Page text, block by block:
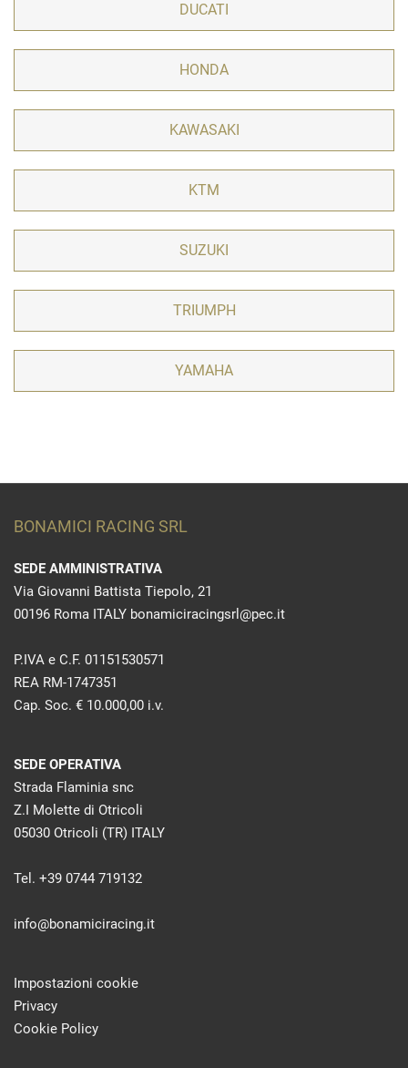
DUCATI
HONDA
KAWASAKI
KTM
SUZUKI
TRIUMPH
YAMAHA
BONAMICI RACING SRL
SEDE AMMINISTRATIVA
Via Giovanni Battista Tiepolo, 21
00196 Roma ITALY bonamiciracingsrl@pec.it
P.IVA e C.F. 01151530571
REA RM-1747351
Cap. Soc. € 10.000,00 i.v.
SEDE OPERATIVA
Strada Flaminia snc
Z.I Molette di Otricoli
05030 Otricoli (TR) ITALY
Tel. +39 0744 719132
info@bonamiciracing.it
Impostazioni cookie
Privacy
Cookie Policy